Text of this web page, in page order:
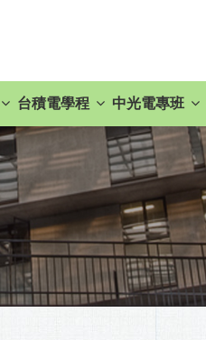
台積電學程 中光電專班